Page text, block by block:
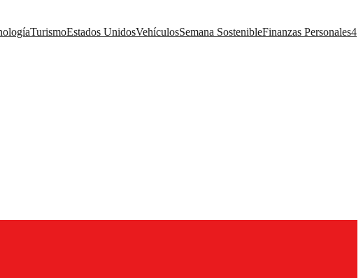
TurismoEstados UnidosVehículosSemana SostenibleFinanzas Personales4